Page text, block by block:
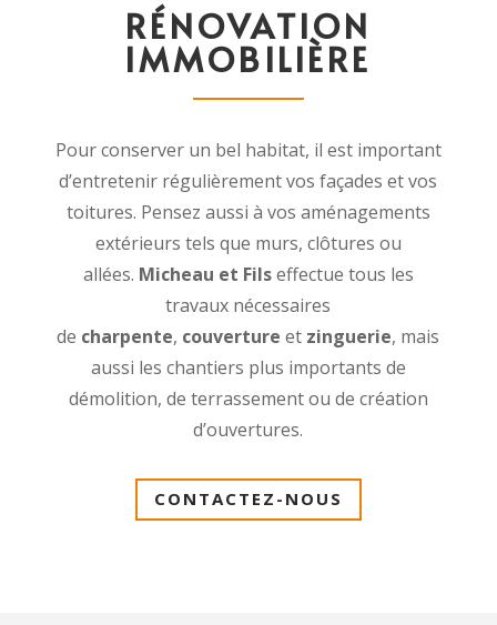
RÉNOVATION
IMMOBILIÈRE
Pour conserver un bel habitat, il est important
d’entretenir régulièrement vos façades et vos
toitures. Pensez aussi à vos aménagements
extérieurs tels que murs, clôtures ou
allées. Micheau et Filseffectue tous les
travaux nécessaires
de charpente, couverture et zinguerie, mais
aussi les chantiers plus importants de
démolition, de terrassement ou de création
d’ouvertures.
CONTACTEZ-NOUS